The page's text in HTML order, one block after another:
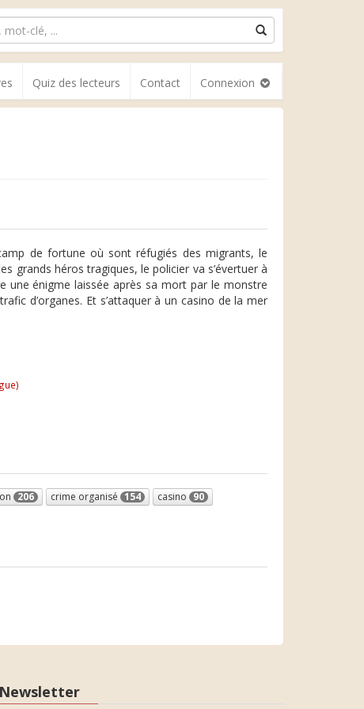
Quiz des lecteurs Contact Connexion
de fortune où sont réfugiés des migrants, le
grands héros tragiques, le policier va s’évertuer à
une énigme laissée après sa mort par le monstre
d’organes. Et s’attaquer à un casino de la mer
206 crime organisé 154 casino 90
Newsletter